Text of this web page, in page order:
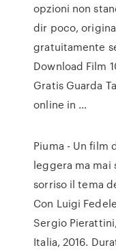
opzioni non
dir poco,
gratuitamente
Download Film
Gratis Guarda
online in …
Piuma - Un film
leggera ma mai
sorriso il tema
Con Luigi
Sergio
Italia, 2016.